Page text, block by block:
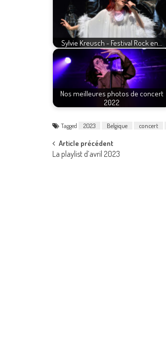
Sylvie Kreusch - Festival Rock en…
Nos meilleures photos de concert
2022
Tagged 2023 Belgique concert
Post
navigation
Article précédent
La playlist d’avril 2023